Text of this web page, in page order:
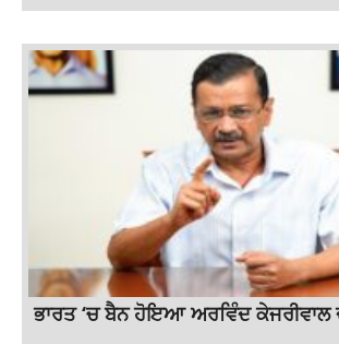
ਭਾਰਤ ‘ਚ ਬੈਨ ਹੋਇਆ ਅਰਵਿੰਦ ਕੇਜਰੀਵਾਲ